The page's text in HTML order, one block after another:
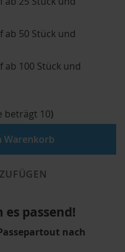
ab 50 Stück und
ab 100 Stück und
beträgt 10)
Warenkorb
passend!
nach